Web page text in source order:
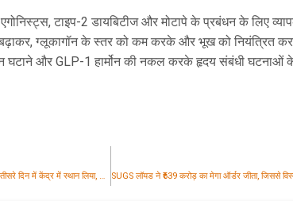
टाइप-2 डायबिटीज और मोटापे के प्रबंधन के लिए
ग्लूकागॉन के स्तर को कम करके और भूख को नियंत्रित
घटाने और GLP-1 हार्मोन की नकल करके हृदय संबंधी
भारत-अफ्रीका साझेदारी ने भारत इलेक्ट्रिसिटी समिट 2026 के तीसरे दिन में केंद्र में स्थान लिया, जिसमें क्रियान्वयन, निवेश और ग्रिड-आधारित ऊर्जा परिवर्तन पर जोर दिया गया SUGS लॉयड ने ₹639 करोड़ का मेगा ऑर्डर जीता, जिससे